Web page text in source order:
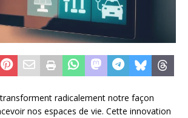
radicalement notre façon
nos espaces de vie. Cette innovation